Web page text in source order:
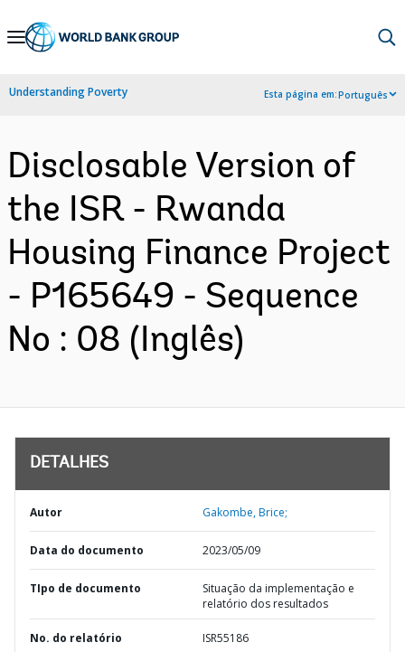
Skip
Navigation
Understanding Poverty Esta página em:Português
Disclosable Version of
the ISR - Rwanda
Housing Finance Project
- P165649 - Sequence
No : 08 (Inglês)
DETALHES
Autor Gakombe, Brice;
Data do documento 2023/05/09
TIpo de documento
Situação da implementação e
relatório dos resultados
No. do relatório ISR55186